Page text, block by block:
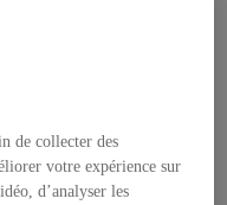
de collecter des
votre expérience sur
d’analyser les